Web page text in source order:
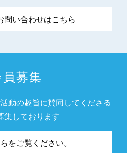
問い合わせはこちら
員募集
動の趣旨に賛同してくださる
集しております
をご覧ください。